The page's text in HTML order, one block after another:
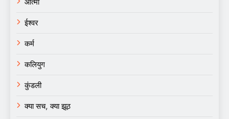
ईश्वर
कर्म
कलियुग
कुंडली
क्या सच, क्या झूठ